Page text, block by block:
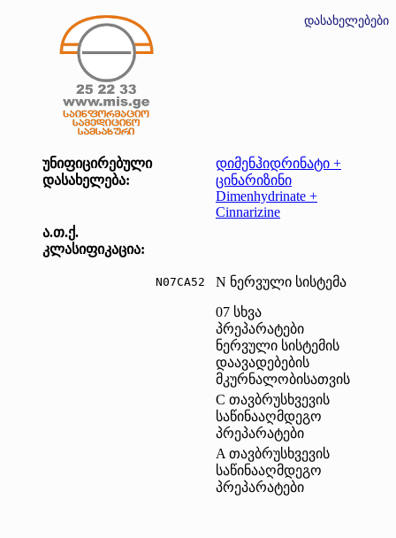
დასახელებები
უნიფიცირებული
დასახელება:
დიმენჰიდრინატი +
ცინარიზინი
Dimenhydrinate +
Cinnarizine
ა.თ.ქ.
კლასიფიკაცია:
N ნერვული სისტემა
07 სხვა
პრეპარატები
ნერვული სისტემის
დაავადებების
მკურნალობისათვის
C თავბრუსხვევის
საწინააღმდეგო
პრეპარატები
A თავბრუსხვევის
საწინააღმდეგო
პრეპარატები